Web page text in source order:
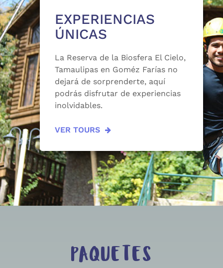
EXPERIENCIAS
ÚNICAS
La Reserva de la Biosfera El Cielo,
Tamaulipas en Goméz Farías no
dejará de sorprenderte, aquí
podrás disfrutar de experiencias
inolvidables.
VER TOURS
PAQUETES